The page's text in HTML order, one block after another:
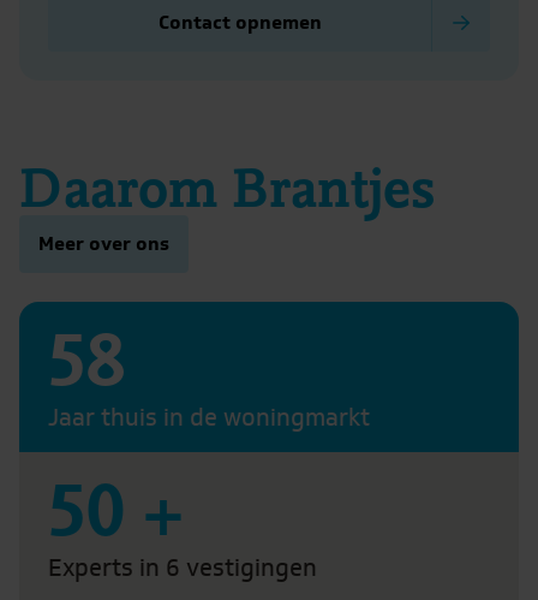
Contact opnemen
Daarom Brantjes
Meer over ons
58
Jaar thuis in de woningmarkt
50+
Experts in 6 vestigingen